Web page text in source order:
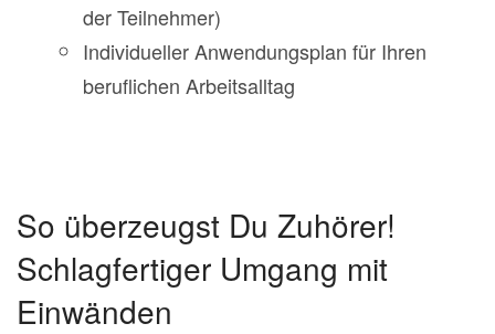
der Teilnehmer)
Individueller Anwendungsplan für Ihren
beruflichen Arbeitsalltag
So überzeugst Du Zuhörer!
Schlagfertiger Umgang mit
Einwänden